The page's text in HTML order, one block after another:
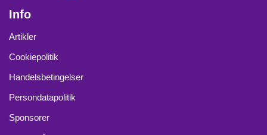
Info
Artikler
Cookiepolitik
Handelsbetingelser
Persondatapolitik
Sponsorer